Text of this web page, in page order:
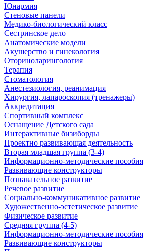
Юнармия
Стеновые панели
Медико-биологический класс
Сестринское дело
Анатомические модели
Акушерство и гинекология
Оториноларингология
Терапия
Стоматология
Анестезиология, реанимация
Хирургия, лапароскопия (тренажеры)
Аккредитация
Спортивный комплекс
Оснащение Детского сада
Интерактивные бизиборды
Проектно развивающая деятельность
Вторая младшая группа (3-4)
Информационно-методические пособия
Развивающие конструкторы
Познавательное развитие
Речевое развитие
Социально-коммуникативное развитие
Художественно-эстетическое развитие
Физическое развитие
Средняя группа (4-5)
Информационно-методические пособия
Развивающие конструкторы